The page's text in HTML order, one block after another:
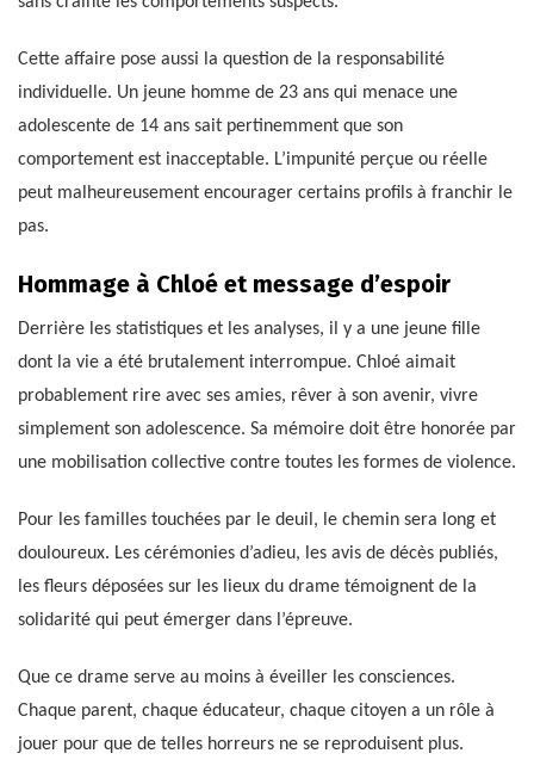
Cette affaire pose aussi la question de la responsabilité
individuelle. Un jeune homme de 23 ans qui menace une
adolescente de 14 ans sait pertinemment que son
comportement est inacceptable. L’impunité perçue ou réelle
peut malheureusement encourager certains profils à franchir le
pas.
Hommage à Chloé et message d’espoir
Derrière les statistiques et les analyses, il y a une jeune fille
dont la vie a été brutalement interrompue. Chloé aimait
probablement rire avec ses amies, rêver à son avenir, vivre
simplement son adolescence. Sa mémoire doit être honorée par
une mobilisation collective contre toutes les formes de violence.
Pour les familles touchées par le deuil, le chemin sera long et
douloureux. Les cérémonies d’adieu, les avis de décès publiés,
les fleurs déposées sur les lieux du drame témoignent de la
solidarité qui peut émerger dans l’épreuve.
Que ce drame serve au moins à éveiller les consciences.
Chaque parent, chaque éducateur, chaque citoyen a un rôle à
jouer pour que de telles horreurs ne se reproduisent plus.